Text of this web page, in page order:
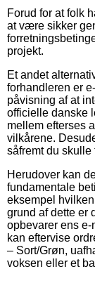
Forud for at folk
at være sikker
projekt.
Et andet
forhandleren er
påvisning af at
officielle danske
mellem efterses
vilkårene.
såfremt du
Herudover kan
fundamentale
eksempel
grund af dette er
opbevarer ens
kan eftervise
– Sort/Grøn,
voksen eller et